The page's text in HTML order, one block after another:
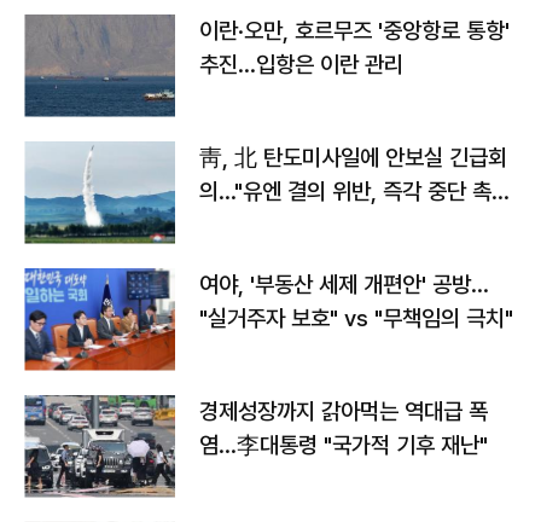
이란·오만, 호르무즈 '중앙항로 통항'
추진…입항은 이란 관리
靑, 北 탄도미사일에 안보실 긴급회
의…"유엔 결의 위반, 즉각 중단 촉
여야, '부동산 세제 개편안' 공방…
"실거주자 보호" vs "무책임의 극치"
경제성장까지 갉아먹는 역대급 폭
염…李대통령 "국가적 기후 재난"